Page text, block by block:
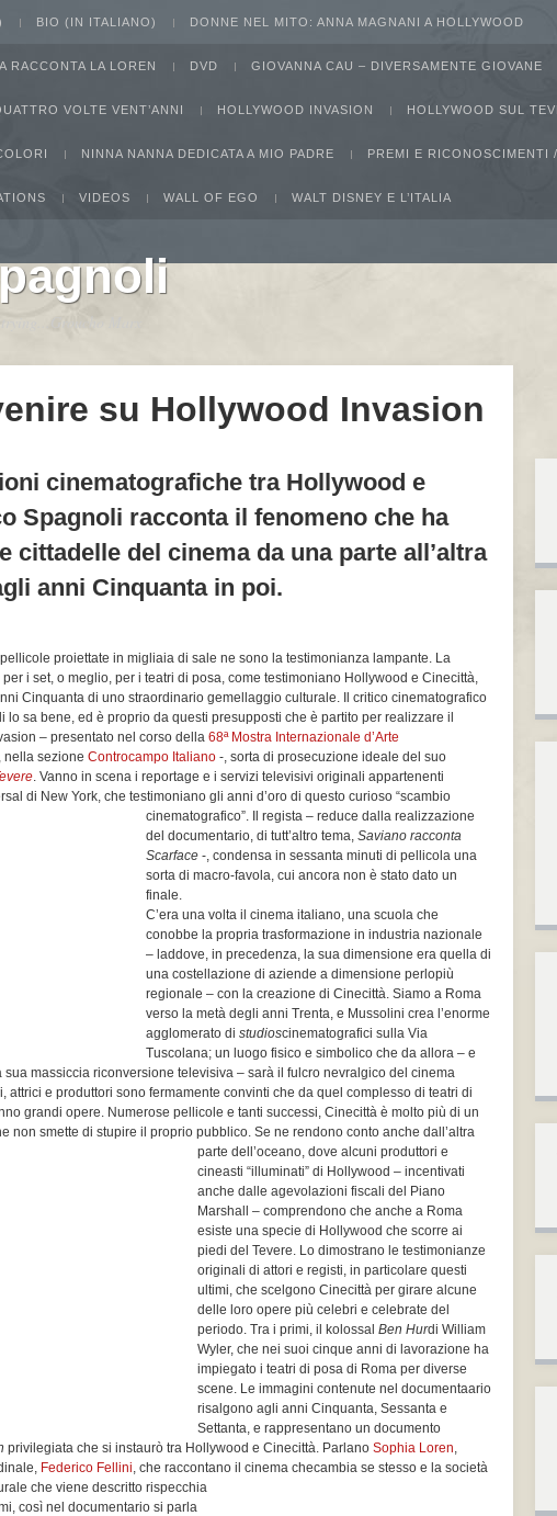
BIO (IN ITALIANO) DONNE NEL MITO: ANNA MAGNANI A HOLLYWOOD
RACCONTA LA LOREN DVD GIOVANNA CAU – DIVERSAMENTE GIOVANE
VOLTE VENT’ANNI HOLLYWOOD INVASION HOLLYWOOD SUL
NINNA NANNA DEDICATA A MIO PADRE PREMI E RICONOSCIMENTI
VIDEOS WALL OF EGO WALT DISNEY E L’ITALIA
su Hollywood Invasion
cinematografiche tra Hollywood e
Spagnoli racconta il fenomeno che ha
cittadelle del cinema da una parte all’altra
anni Cinquanta in poi.
pellicole proiettate in migliaia di sale ne sono la testimonianza lampante. La
i set, o meglio, per i teatri di posa, come testimoniano Hollywood e Cinecittà,
Cinquanta di uno straordinario gemellaggio culturale. Il critico cinematografico
lo sa bene, ed è proprio da questi presupposti che è partito per realizzare il
– presentato nel corso della 68ª Mostra Internazionale d’Arte
, nella sezione Controcampo Italiano -, sorta di prosecuzione ideale del suo
. Vanno in scena i reportage e i servizi televisivi originali appartenenti
di New York, che testimoniano gli anni d’oro di questo curioso “scambio
cinematografico”. Il regista – reduce dalla realizzazione
del documentario, di tutt’altro tema, Saviano racconta
Scarface -, condensa in sessanta minuti di pellicola una
sorta di macro-favola, cui ancora non è stato dato un
finale.
C’era una volta il cinema italiano, una scuola che
conobbe la propria trasformazione in industria nazionale
– laddove, in precedenza, la sua dimensione era quella di
una costellazione di aziende a dimensione perlopiù
regionale – con la creazione di Cinecittà. Siamo a Roma
verso la metà degli anni Trenta, e Mussolini crea l’enorme
agglomerato di studioscinematografici sulla Via
Tuscolana; un luogo fisico e simbolico che da allora – e
massiccia riconversione televisiva – sarà il fulcro nevralgico del cinema
attrici e produttori sono fermamente convinti che da quel complesso di teatri di
grandi opere. Numerose pellicole e tanti successi, Cinecittà è molto più di un
non smette di stupire il proprio pubblico. Se ne rendono conto anche dall’altra
parte dell’oceano, dove alcuni produttori e
cineasti “illuminati” di Hollywood – incentivati
anche dalle agevolazioni fiscali del Piano
Marshall – comprendono che anche a Roma
esiste una specie di Hollywood che scorre ai
piedi del Tevere. Lo dimostrano le testimonianze
originali di attori e registi, in particolare questi
ultimi, che scelgono Cinecittà per girare alcune
delle loro opere più celebri e celebrate del
periodo. Tra i primi, il kolossal Ben Hurdi William
Wyler, che nei suoi cinque anni di lavorazione ha
impiegato i teatri di posa di Roma per diverse
scene. Le immagini contenute nel documentaario
risalgono agli anni Cinquanta, Sessanta e
Settanta, e rappresentano un documento
privilegiata che si instaurò tra Hollywood e Cinecittà. Parlano Sophia Loren,
Federico Fellini, che raccontano il cinema checambia se stesso e la società
che viene descritto rispecchia
così nel documentario si parla